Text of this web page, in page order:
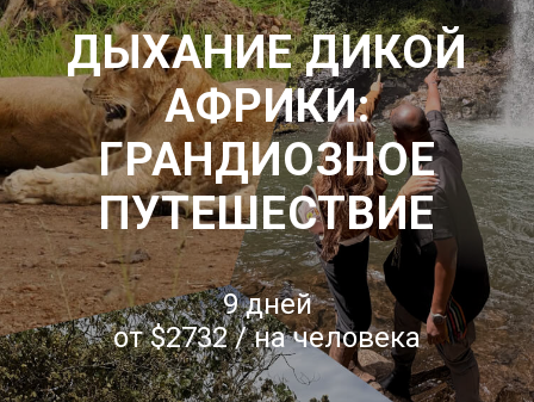
ДЫХАНИЕ ДИКОЙ
АФРИКИ:
ГРАНДИОЗНОЕ
ПУТЕШЕСТВИЕ
9 дней
от $2732 / на человека